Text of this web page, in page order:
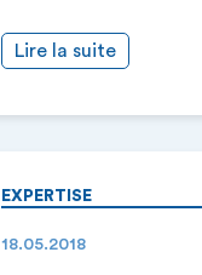
Lire la suite
EXPERTISE
18.05.2018